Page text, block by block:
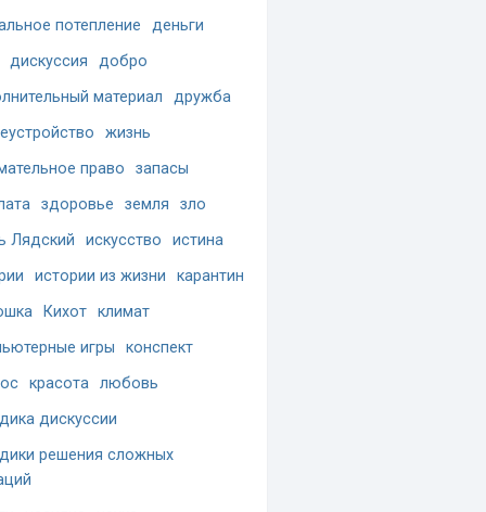
потепление
деньги
дискуссия
добро
материал
дружба
жизнь
право
запасы
здоровье земля
зло
Лядский
искусство
истина
истории из жизни
карантин
Кихот климат
игры
конспект
красота любовь
дискуссии
решения сложных